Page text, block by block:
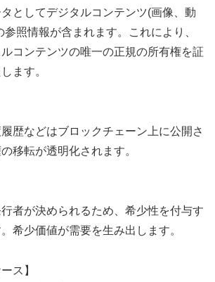
としてデジタルコンテンツ(画像、動
照情報が含まれます。これにより、
コンテンツの唯一の正規の所有権を証
ます。
歴などはブロックチェーン上に公開さ
移転が透明化されます。
者が決められるため、希少性を付与す
希少価値が需要を生み出します。
ス】